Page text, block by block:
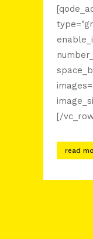
[/
read